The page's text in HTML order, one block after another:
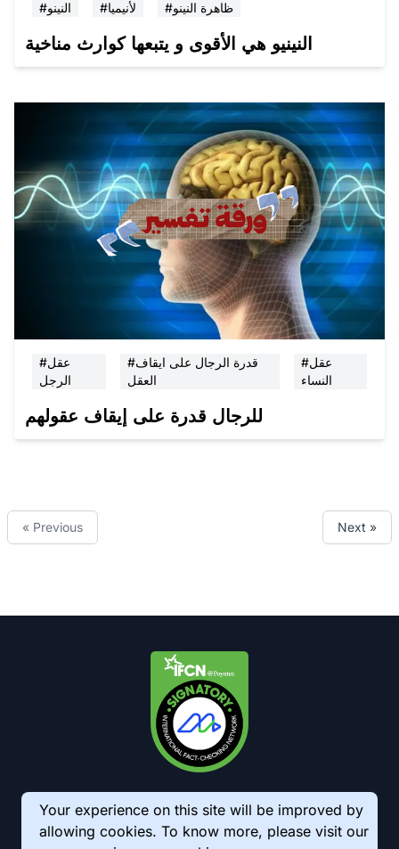
#النينو #لأنيميا #ظاهرة النينو
النينيو هي الأقوى و يتبعها كوارث مناخية
#عقل
الرجل
#قدرة الرجال على ايقاف
العقل
#عقل
النساء
للرجال قدرة على إيقاف عقولهم
« Previous Next »
Your experience on this site will be improved by
allowing cookies. To know more, please visit our